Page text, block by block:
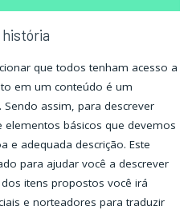
que todos tenham acesso a
em um conteúdo é um
assim, para descrever
básicos que devemos
e adequada descrição. Este
para ajudar você a descrever
itens propostos você irá
e norteadores para traduzir